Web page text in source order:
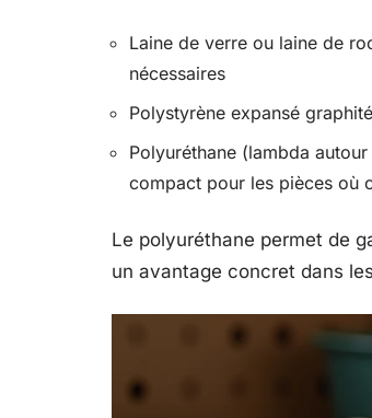
Laine de verre ou laine de
nécessaires
Polystyrène expansé
Polyuréthane (lambda
compact pour les pièces où
Le polyuréthane permet de
un avantage concret dans